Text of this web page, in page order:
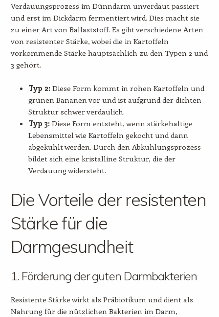
Verdauungsprozess im Dünndarm unverdaut passiert
und erst im Dickdarm fermentiert wird. Dies macht sie
zu einer Art von Ballaststoff. Es gibt verschiedene Arten
von resistenter Stärke, wobei die in Kartoffeln
vorkommende Stärke hauptsächlich zu den Typen 2 und
3 gehört.
Typ 2: Diese Form kommt in rohen Kartoffeln und
grünen Bananen vor und ist aufgrund der dichten
Struktur schwer verdaulich.
Typ 3: Diese Form entsteht, wenn stärkehaltige
Lebensmittel wie Kartoffeln gekocht und dann
abgekühlt werden. Durch den Abkühlungsprozess
bildet sich eine kristalline Struktur, die der
Verdauung widersteht.
Die Vorteile der resistenten
Stärke für die
Darmgesundheit
1. Förderung der guten Darmbakterien
Resistente Stärke wirkt als Präbiotikum und dient als
Nahrung für die nützlichen Bakterien im Darm,